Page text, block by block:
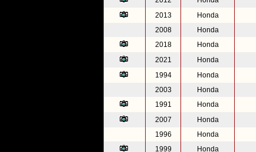
2013 Honda
2008 Honda
2018 Honda
2021 Honda
1994 Honda
2003 Honda
1991 Honda
2007 Honda
1996 Honda
1999 Honda